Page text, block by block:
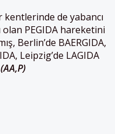
kentlerinde de yabancı
PEGIDA hareketini
Berlin’de BAERGIDA,
Leipzig’de LAGIDA
(AA,P)